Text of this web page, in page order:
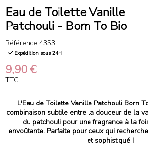
Eau de Toilette Vanille
Patchouli - Born To Bio
Référence 4353
Expédition sous 24H
9,90 €
TTC
L'Eau de Toilette Vanille Patchouli Born
combinaison subtile entre la douceur de la
du patchouli pour une fragrance à la
envoûtante. Parfaite pour ceux qui
et sophistiqué !